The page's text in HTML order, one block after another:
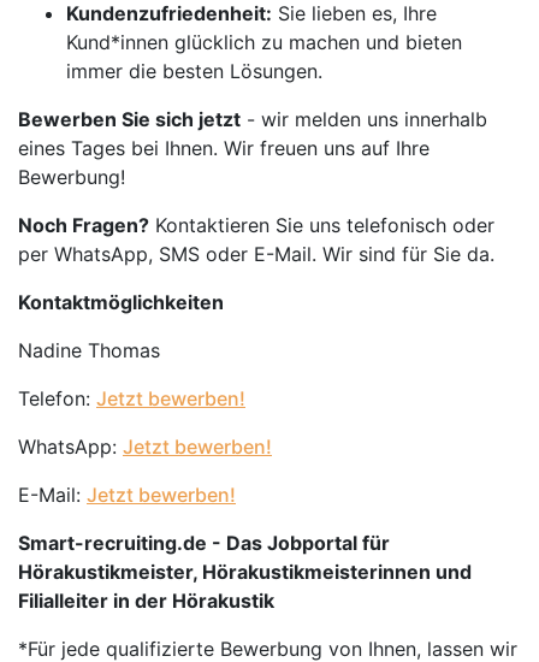
Kundenzufriedenheit: Sie lieben es, Ihre
Kund*innen glücklich zu machen und bieten
immer die besten Lösungen.
Bewerben Sie sich jetzt - wir melden uns innerhalb
eines Tages bei Ihnen. Wir freuen uns auf Ihre
Bewerbung!
Noch Fragen? Kontaktieren Sie uns telefonisch oder
per WhatsApp, SMS oder E-Mail. Wir sind für Sie da.
Kontaktmöglichkeiten
Nadine Thomas
Telefon: Jetzt bewerben!
WhatsApp: Jetzt bewerben!
E-Mail: Jetzt bewerben!
Smart-recruiting.de - Das Jobportal für
Hörakustikmeister, Hörakustikmeisterinnen und
Filialleiter in der Hörakustik
*Für jede qualifizierte Bewerbung von Ihnen, lassen wir